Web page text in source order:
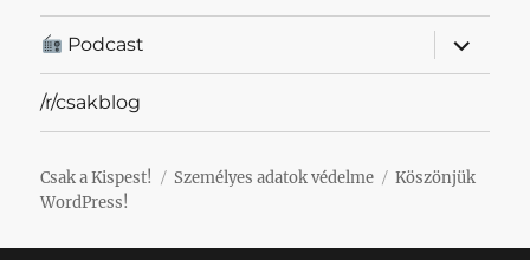
Podcast
almenü
/r/csakblog
Csak a Kispest! Személyes adatok védelme
Köszönjük
WordPress!